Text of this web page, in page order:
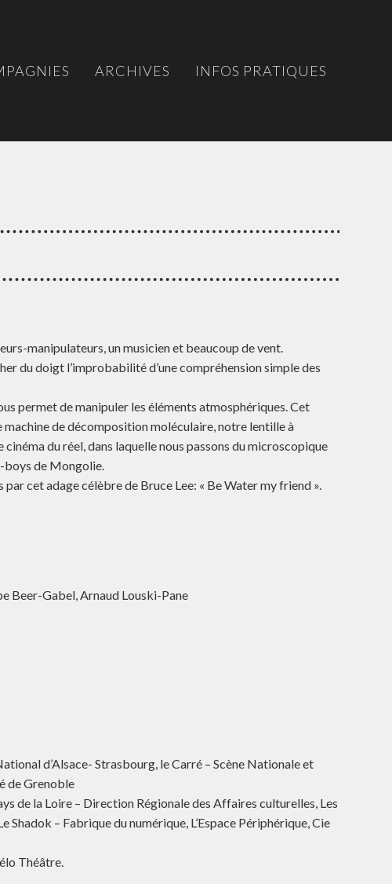
ARCHIVES INFOS PRATIQUES
manipulateurs, un musicien et beaucoup de vent.
du doigt l’improbabilité d’une compréhension simple des
permet de manipuler les éléments atmosphériques. Cet
de décomposition moléculaire, notre lentille à
du réel, dans laquelle nous passons du microscopique
boys de Mongolie.
cet adage célèbre de Bruce Lee: « Be Water my friend ».
Beer-Gabel, Arnaud Louski-Pane
d’Alsace- Strasbourg, le Carré – Scène Nationale et
de Grenoble
de la Loire – Direction Régionale des Affaires culturelles, Les
Shadok – Fabrique du numérique, L’Espace Périphérique, Cie
Théâtre.